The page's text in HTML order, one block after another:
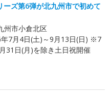
ーズ第6弾が北九州市で初めて
州市小倉北区
7月4日(土)～9月13日(日) ※7
31日(月)を除き土日祝開催